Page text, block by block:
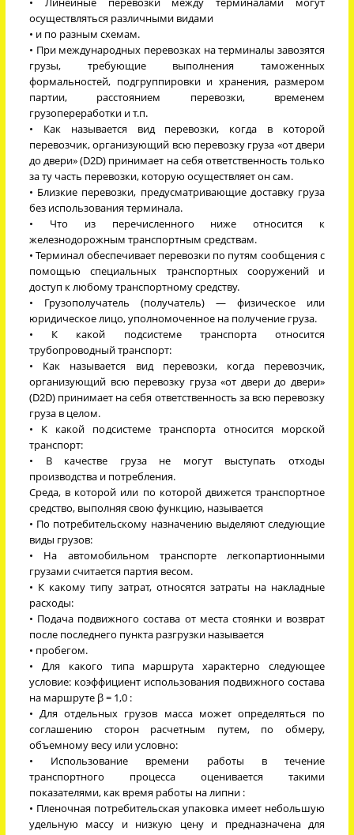
осуществляться различными видами
• и по разным схемам.
• При международных перевозках на терминалы завозятся
грузы, требующие выполнения таможенных
формальностей, подгруппировки и хранения, размером
партии, расстоянием перевозки, временем
грузопереработки и т.п.
• Как называется вид перевозки, когда в которой
перевозчик, организующий всю перевозку груза «от двери
до двери» (D2D) принимает на себя ответственность только
за ту часть перевозки, которую осуществляет он сам.
• Близкие перевозки, предусматривающие доставку груза
без использования терминала.
• Что из перечисленного ниже относится к
железнодорожным транспортным средствам.
• Терминал обеспечивает перевозки по путям сообщения с
помощью специальных транспортных сооружений и
доступ к любому транспортному средству.
• Грузополучатель (получатель) — физическое или
юридическое лицо, уполномоченное на получение груза.
• К какой подсистеме транспорта относится
трубопроводный транспорт:
• Как называется вид перевозки, когда перевозчик,
организующий всю перевозку груза «от двери до двери»
(D2D) принимает на себя ответственность за всю перевозку
груза в целом.
• К какой подсистеме транспорта относится морской
транспорт:
• В качестве груза не могут выступать отходы
производства и потребления.
Среда, в которой или по которой движется транспортное
средство, выполняя свою функцию, называется
• По потребительскому назначению выделяют следующие
виды грузов:
• На автомобильном транспорте легкопартионными
грузами считается партия весом.
• К какому типу затрат, относятся затраты на накладные
расходы:
• Подача подвижного состава от места стоянки и возврат
после последнего пункта разгрузки называется
• пробегом.
• Для какого типа маршрута характерно следующее
условие: коэффициент использования подвижного состава
на маршруте β = 1,0 :
• Для отдельных грузов масса может определяться по
соглашению сторон расчетным путем, по обмеру,
объемному весу или условно:
• Использование времени работы в течение
транспортного процесса оценивается такими
показателями, как время работы на липни :
• Пленочная потребительская упаковка имеет небольшую
удельную массу и низкую цену и предназначена для